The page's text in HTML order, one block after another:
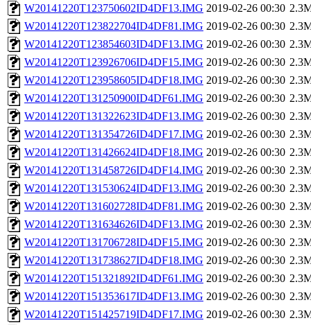
W20141220T123750602ID4DF13.IMG 2019-02-26 00:30
W20141220T123822704ID4DF81.IMG 2019-02-26 00:30
W20141220T123854603ID4DF13.IMG 2019-02-26 00:30
W20141220T123926706ID4DF15.IMG 2019-02-26 00:30
W20141220T123958605ID4DF18.IMG 2019-02-26 00:30
W20141220T131250900ID4DF61.IMG 2019-02-26 00:30
W20141220T131322623ID4DF13.IMG 2019-02-26 00:30
W20141220T131354726ID4DF17.IMG 2019-02-26 00:30
W20141220T131426624ID4DF18.IMG 2019-02-26 00:30
W20141220T131458726ID4DF14.IMG 2019-02-26 00:30
W20141220T131530624ID4DF13.IMG 2019-02-26 00:30
W20141220T131602728ID4DF81.IMG 2019-02-26 00:30
W20141220T131634626ID4DF13.IMG 2019-02-26 00:30
W20141220T131706728ID4DF15.IMG 2019-02-26 00:30
W20141220T131738627ID4DF18.IMG 2019-02-26 00:30
W20141220T151321892ID4DF61.IMG 2019-02-26 00:30
W20141220T151353617ID4DF13.IMG 2019-02-26 00:30
W20141220T151425719ID4DF17.IMG 2019-02-26 00:30